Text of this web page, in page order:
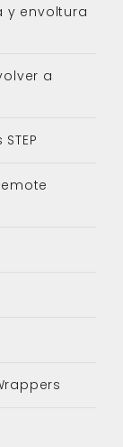
y envoltura
a